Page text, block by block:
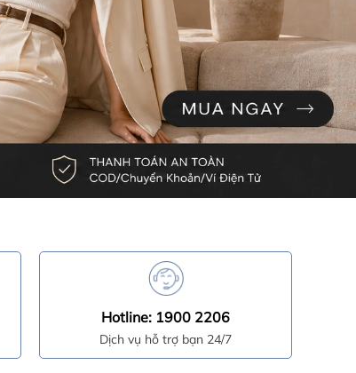
Hotline: 1900 2206
Dịch vụ hỗ trợ bạn 24/7